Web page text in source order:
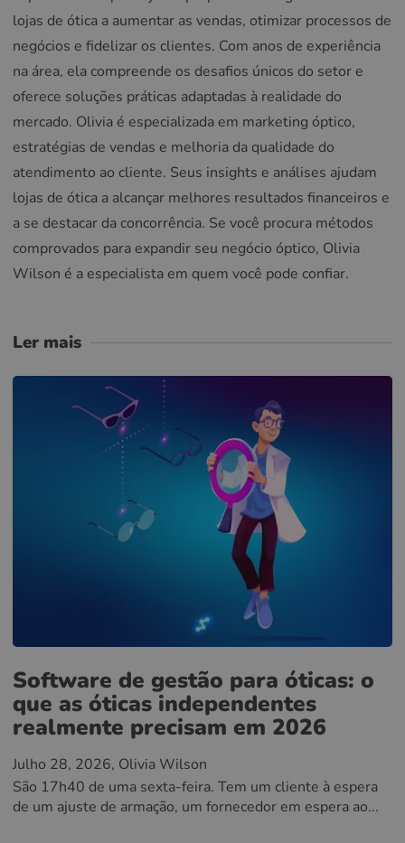
lojas de ótica a aumentar as vendas, otimizar processos de
negócios e fidelizar os clientes. Com anos de experiência
na área, ela compreende os desafios únicos do setor e
oferece soluções práticas adaptadas à realidade do
mercado. Olivia é especializada em marketing óptico,
estratégias de vendas e melhoria da qualidade do
atendimento ao cliente. Seus insights e análises ajudam
lojas de ótica a alcançar melhores resultados financeiros e
a se destacar da concorrência. Se você procura métodos
comprovados para expandir seu negócio óptico, Olivia
Wilson é a especialista em quem você pode confiar.
Ler mais
Software de gestão para óticas: o
que as óticas independentes
realmente precisam em 2026
Julho 28, 2026, Olivia Wilson
São 17h40 de uma sexta-feira. Tem um cliente à espera
de um ajuste de armação, um fornecedor em espera ao...